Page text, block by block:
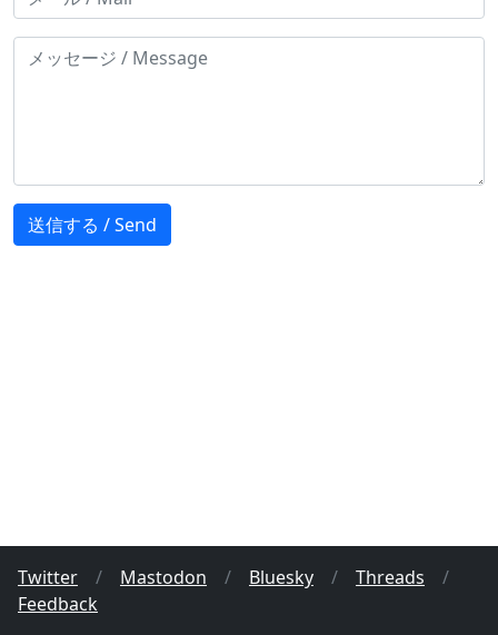
Twitter / Mastodon / Bluesky / Threads
/
Feedback